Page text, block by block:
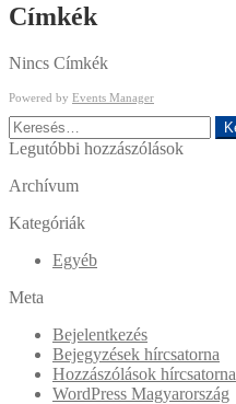
Címkék
Nincs Címkék
Powered by Events Manager
Keresés:
Legutóbbi hozzászólások
Archívum
Kategóriák
Egyéb
Meta
Bejelentkezés
Bejegyzések hírcsatorna
Hozzászólások hírcsatorna
WordPress Magyarország